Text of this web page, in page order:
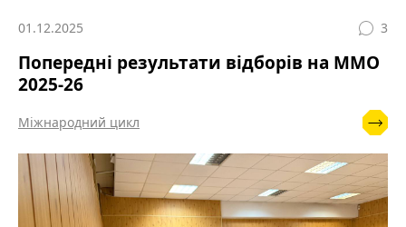
01.12.2025 3
Попередні результати відборів на ММО
2025-26
Міжнародний цикл